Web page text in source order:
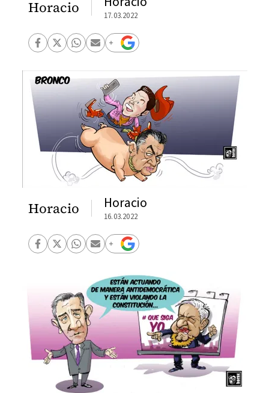
Horacio 17.03.2022
Horacio Horacio
16.03.2022